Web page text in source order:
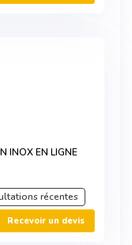
INOX EN LIGNE
récentes
Recevoir un devis